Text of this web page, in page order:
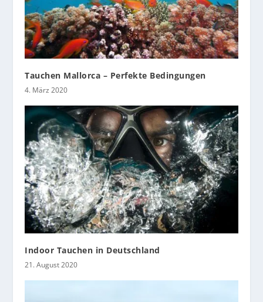
Tauchen Mallorca – Perfekte Bedingungen
4. März 2020
Indoor Tauchen in Deutschland
21. August 2020